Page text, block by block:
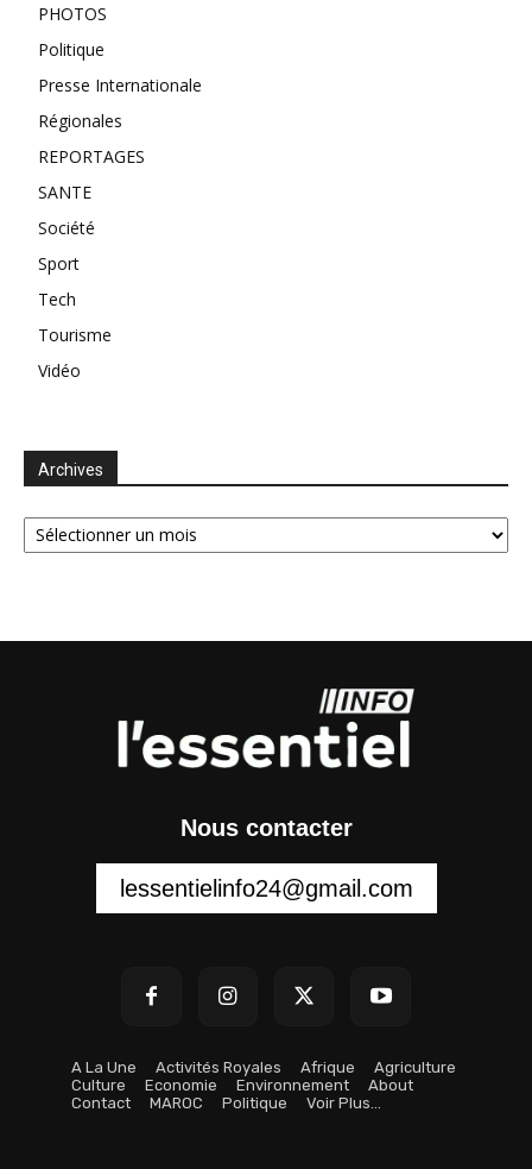
PHOTOS
Politique
Presse Internationale
Régionales
REPORTAGES
SANTE
Société
Sport
Tech
Tourisme
Vidéo
Archives
Archives
Nous contacter
lessentielinfo24@gmail.com
A La Une Activités Royales Afrique
Agriculture
Culture
Economie Environnement
About
Contact
MAROC Politique Voir Plus…